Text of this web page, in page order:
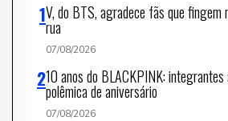
V, do BTS, agradece fãs que fingem
rua
07/08/2026
10 anos do BLACKPINK: integrantes
polêmica de aniversário
07/08/2026